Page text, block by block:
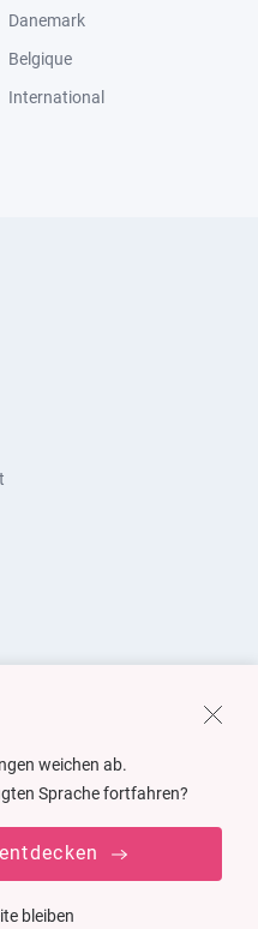
Danemark
Belgique
International
weichen ab.
Sprache fortfahren?
bleiben